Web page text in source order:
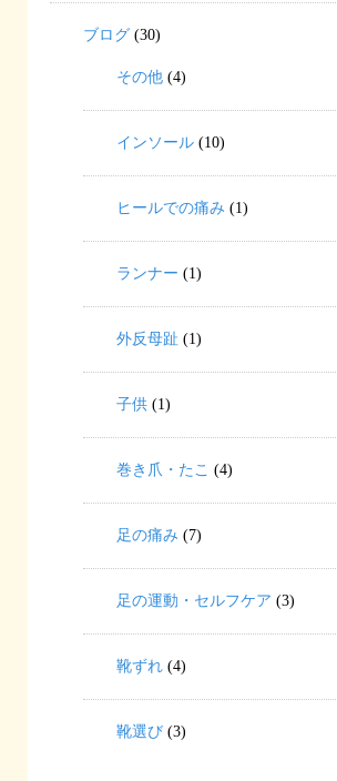
ブログ (30)
その他 (4)
インソール (10)
ヒールでの痛み (1)
ランナー (1)
外反母趾 (1)
子供 (1)
巻き爪・たこ (4)
足の痛み (7)
足の運動・セルフケア (3)
靴ずれ (4)
靴選び (3)